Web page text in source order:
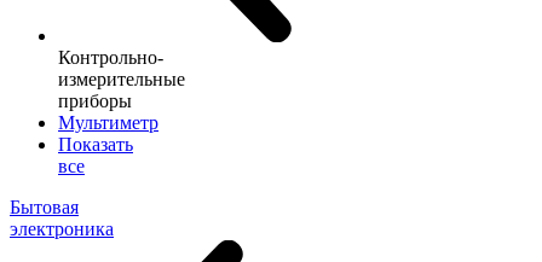
Контрольно-
измерительные
приборы
Мультиметр
Показать
все
Бытовая
электроника